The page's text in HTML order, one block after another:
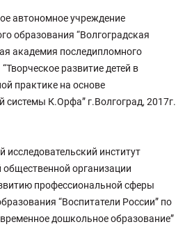
автономное учреждение
образования “Волгоградская
академия последипломного
развитие детей в
практике на основе
системы К.Орфа” г.Волгоград, 2017г.
исследовательский институт
общественной организации
профессиональной сферы
“Воспитатели России” по
дошкольное образование”